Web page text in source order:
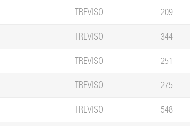
TREVISO 209
TREVISO 344
TREVISO 251
TREVISO 275
TREVISO 548